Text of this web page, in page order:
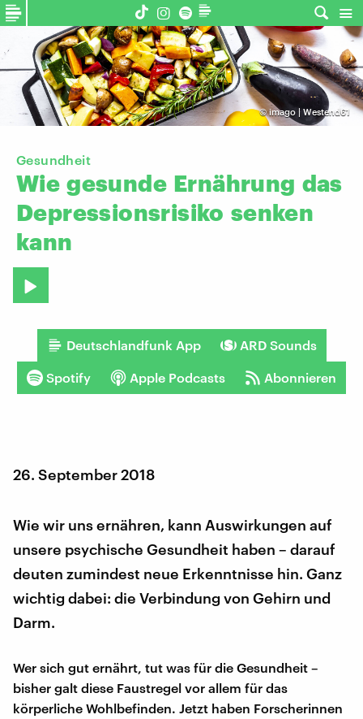
©imago | Westend61
Gesundheit
Wie gesunde Ernährung das
Depressionsrisiko senken
kann
Deutschlandfunk App ARD Sounds
Spotify Apple Podcasts Abonnieren
26. September 2018
Wie wir uns ernähren, kann Auswirkungen auf
unsere psychische Gesundheit haben – darauf
deuten zumindest neue Erkenntnisse hin. Ganz
wichtig dabei: die Verbindung von Gehirn und
Darm.
Wer sich gut ernährt, tut was für die Gesundheit –
bisher galt diese Faustregel vor allem für das
körperliche Wohlbefinden. Jetzt haben Forscherinnen